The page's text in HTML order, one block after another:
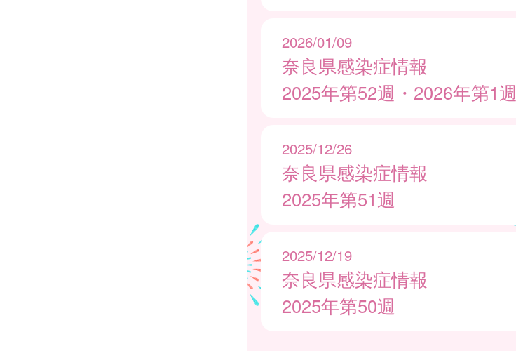
2026/01/09
奈良県感染症情報
2025年第52週・2026年第1週
2025/12/26
奈良県感染症情報
2025年第51週
2025/12/19
奈良県感染症情報
2025年第50週